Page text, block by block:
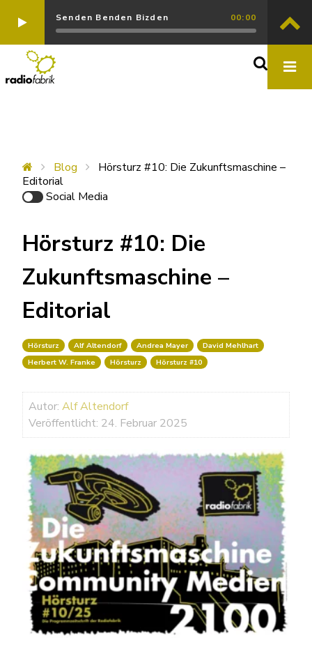
Senden Benden Bizden 00:00
Blog
Hörsturz #10: Die Zukunftsmaschine –
Editorial
Social Media
Hörsturz #10: Die
Zukunftsmaschine –
Editorial
Hörsturz Alf Altendorf Andrea Mayer
David Mehlhart
Herbert W. Franke
Hörsturz Hörsturz #10
Autor: Alf Altendorf
Veröffentlicht: 24. Februar 2025